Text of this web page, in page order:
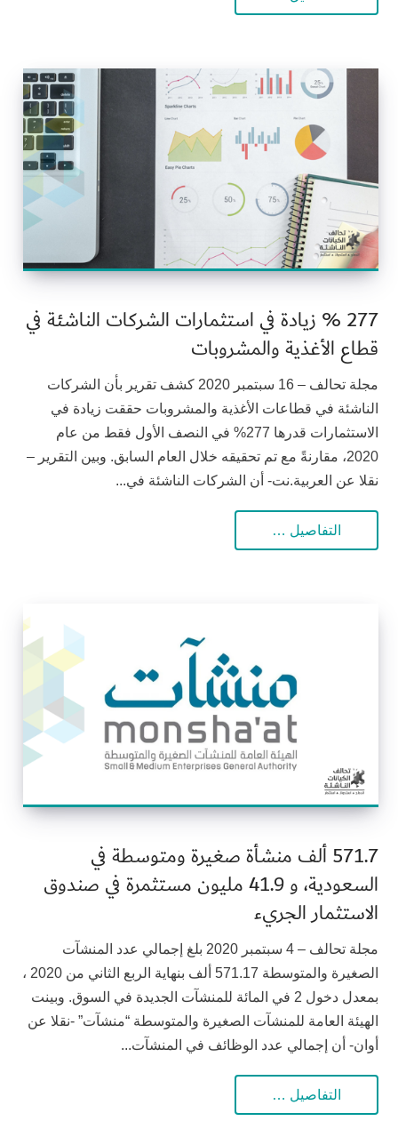
277 % زيادة في استثمارات الشركات الناشئة في
قطاع الأغذية والمشروبات
مجلة تحالف – 16 سبتمبر 2020 كشف تقرير بأن الشركات
الناشئة في قطاعات الأغذية والمشروبات حققت زيادة في
الاستثمارات قدرها 277% في النصف الأول فقط من عام
2020، مقارنةً مع تم تحقيقه خلال العام السابق. وبين التقرير –
نقلا عن العربية.نت- أن الشركات الناشئة في...
التفاصيل …
571.7 ألف منشأة صغيرة ومتوسطة في
السعودية، و 41.9 مليون مستثمرة في صندوق
الاستثمار الجريء
مجلة تحالف – 4 سبتمبر 2020 بلغ إجمالي عدد المنشآت
الصغيرة والمتوسطة 571.17 ألف بنهاية الربع الثاني من 2020 ،
بمعدل دخول 2 في المائة للمنشآت الجديدة في السوق. وبينت
الهيئة العامة للمنشآت الصغيرة والمتوسطة “منشآت” -نقلا عن
أوان- أن إجمالي عدد الوظائف في المنشآت...
التفاصيل …